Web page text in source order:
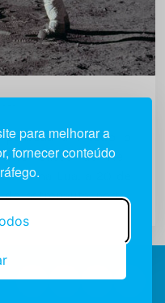
para melhorar a
fornecer conteúdo
em todo o
passo de Neil
– na Lua, a 20 de
astronauta norte-
dos primeiros